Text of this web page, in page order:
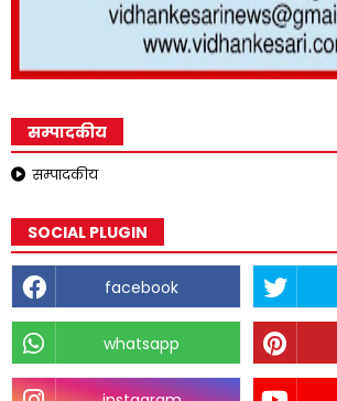
सम्पादकीय
सम्पादकीय
SOCIAL PLUGIN
facebook
whatsapp